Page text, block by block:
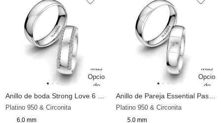
Platino 950 & Circonita
6.0 mm
Platino 950 & Circonita
5.0 mm